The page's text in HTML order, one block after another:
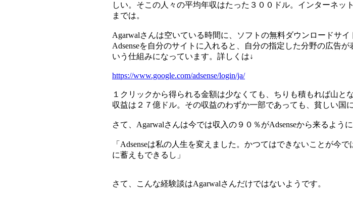
しい。そこの人々の平均年収はたった３００ドル。インターネ
までは。
Agarwalさんは空いている時間に、ソフトの無料ダウンロードサ
Adsenseを自分のサイトに入れると、自分の指定した分野の広告
いう仕組みになっています。詳しくは↓
https://www.google.com/adsense/login/ja/
１クリックから得られる金額は少なくても、ちりも積もれば山と
収益は２７億ドル。その収益のわずか一部であっても、貧しい国
さて、Agarwalさんは今では収入の９０％がAdsenseから来るよう
「Adsenseは私の人生を変えました。かつてはできないことが今
に蓄えもできるし」
さて、こんな経験談はAgarwalさんだけではないようです。